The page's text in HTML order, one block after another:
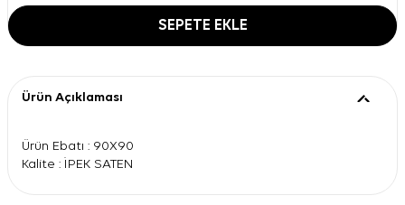
SEPETE EKLE
Ürün Açıklaması
Ürün Ebatı : 90X90
Kalite : İPEK SATEN